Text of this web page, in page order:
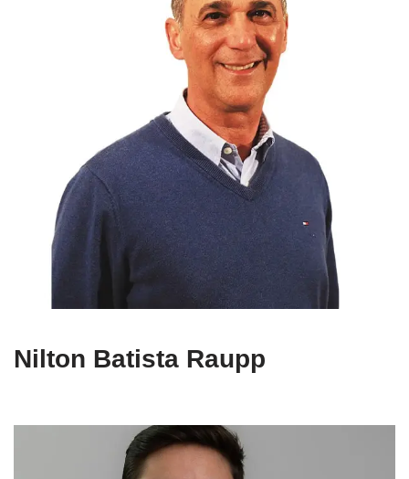
Nilton Batista Raupp